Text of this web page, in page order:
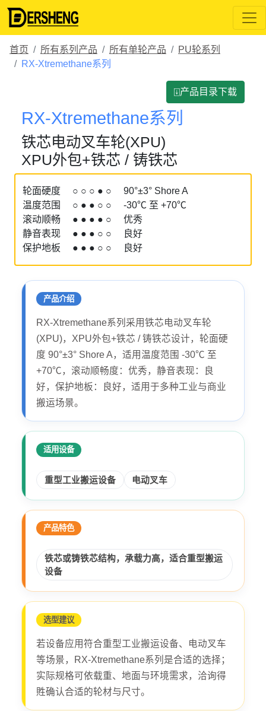
首页 所有系列产品 所有单轮产品
PU轮系列
RX-Xtremethane系列
⍗产品目录下载
RX-Xtremethane系列
铁芯电动叉车轮(XPU)
XPU外包+铁芯 / 铸铁芯
轮面硬度 ○ ○ ○ ● ○ 90°±3° Shore A
温度范围 ○ ● ● ○ ○ -30℃ 至 +70℃
滚动顺畅 ● ● ● ● ○ 优秀
静音表现 ● ● ● ○ ○ 良好
保护地板 ● ● ● ○ ○ 良好
产品介绍
RX-Xtremethane系列采用铁芯电动叉车轮
(XPU)，XPU外包+铁芯 / 铸铁芯设计，轮面硬
度 90°±3° Shore A，适用温度范围 -30℃ 至
+70℃，滚动顺畅度：优秀，静音表现：良
好，保护地板：良好，适用于多种工业与商业
搬运场景。
适用设备
重型工业搬运设备 电动叉车
产品特色
铁芯或铸铁芯结构，承载力高，适合重型搬运
设备
选型建议
若设备应用符合重型工业搬运设备、电动叉车
等场景，RX-Xtremethane系列是合适的选择；
实际规格可依载重、地面与环境需求，洽询得
貹确认合适的轮材与尺寸。